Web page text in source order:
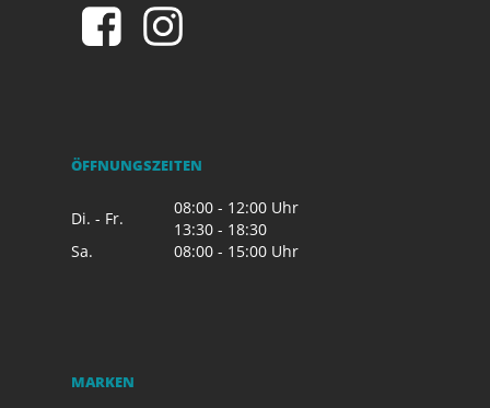
ÖFFNUNGSZEITEN
Di. - Fr.
08:00 - 12:00 Uhr
13:30 - 18:30
Sa.
08:00 - 15:00 Uhr
MARKEN